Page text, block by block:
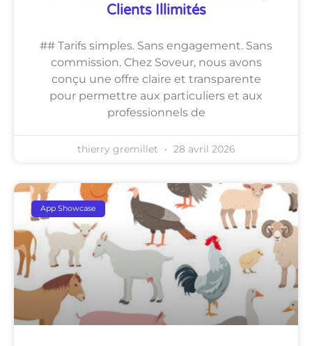
Clients Illimités
## Tarifs simples. Sans engagement. Sans
commission. Chez Soveur, nous avons
conçu une offre claire et transparente
pour permettre aux particuliers et aux
professionnels de
thierry gremillet 28 avril 2026
App Showcase